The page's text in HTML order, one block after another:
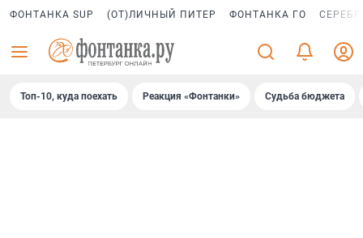
ФОНТАНКА SUP (ОТ)ЛИЧНЫЙ ПИТЕР ФОНТАНКА ГО
Топ-10, куда поехать Реакция «Фонтанки» Судьба бюджета